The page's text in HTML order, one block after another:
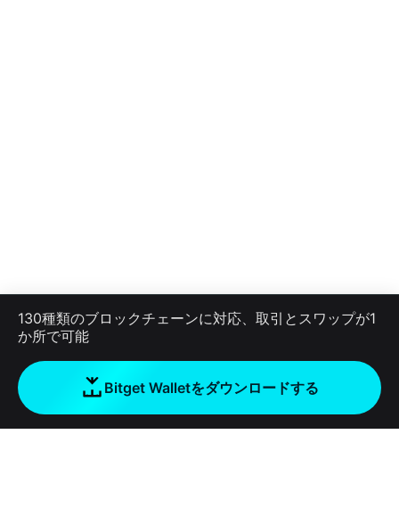
130種類のブロックチェーンに対応、取引とスワップが1
か所で可能
Bitget Walletをダウンロードする